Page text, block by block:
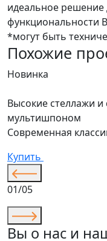
идеальное
функциональности
*могут быть
Похожие
Новинка
Высокие стеллажи и
мультишпоном
Современная
Купить
01/05
Вы о нас и